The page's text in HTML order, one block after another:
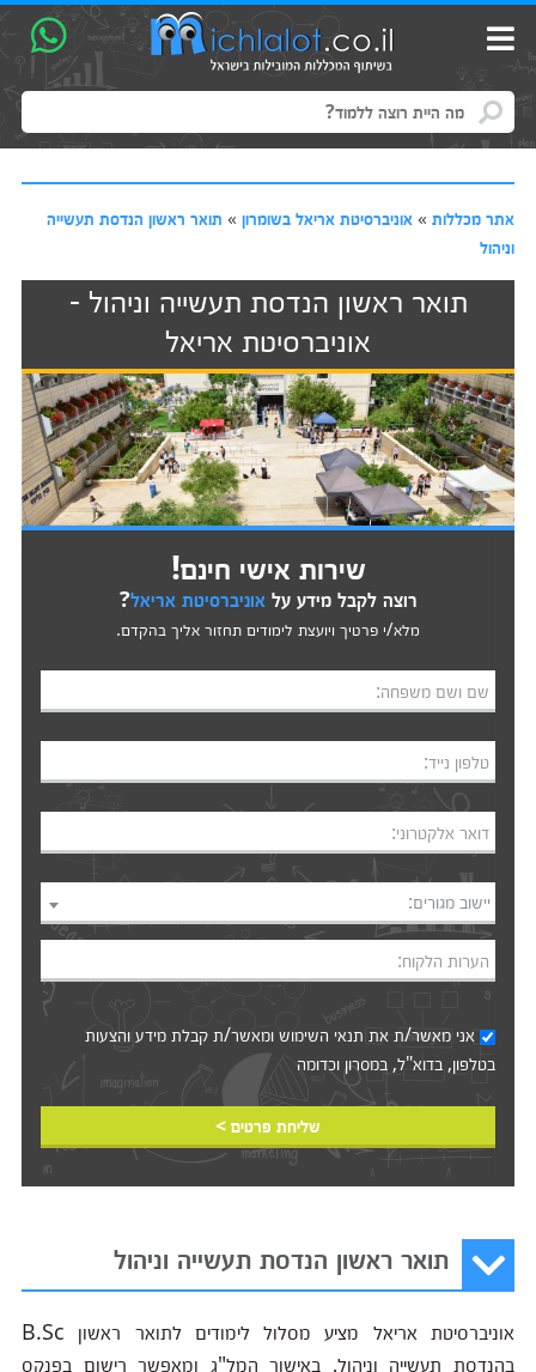
אתר מכללות» אוניברסיטת אריאל בשומרון» תואר ראשון הנדסת תעשייה
וניהול
תואר ראשון הנדסת תעשייה וניהול -
אוניברסיטת אריאל
שירות אישי חינם!
רוצה לקבל מידע עלאוניברסיטת אריאל?
מלא/י פרטיך ויועצת לימודים תחזור אליך בהקדם.
שם ושם משפחה:
טלפון נייד:
דואר אלקטרוני:
יישוב מגורים:
הערות הלקוח:
אני מאשר/ת את תנאי השימושומאשר/ת קבלת מידע והצעות
בטלפון, בדוא"ל, במסרון וכדומה‎‎
שליחת פרטים >
תואר ראשון הנדסת תעשייה וניהול
אוניברסיטת אריאל מציע מסלול לימודים לתואר ראשון B.Sc
בהנדסת תעשייה וניהול, באישור המל"ג ומאפשר רישום בפנקס